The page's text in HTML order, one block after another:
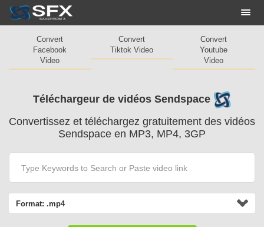
Convert
Facebook
Video
Convert
Tiktok Video
Convert
Youtube
Video
Téléchargeur de vidéos Sendspace
Convertissez et téléchargez gratuitement des vidéos
Sendspace en MP3, MP4, 3GP
Format: .mp4